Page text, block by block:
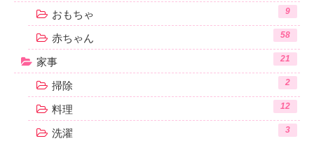
おもちゃ 9
赤ちゃん 58
家事 21
掃除 2
料理 12
洗濯 3